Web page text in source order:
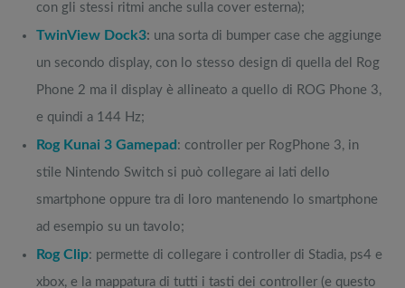
con gli stessi ritmi anche sulla cover esterna);
TwinView Dock3: una sorta di bumper case che aggiunge
un secondo display, con lo stesso design di quella del Rog
Phone 2 ma il display è allineato a quello di ROG Phone 3,
e quindi a 144 Hz;
Rog Kunai 3 Gamepad : controller per RogPhone 3, in
stile Nintendo Switch si può collegare ai lati dello
smartphone oppure tra di loro mantenendo lo smartphone
ad esempio su un tavolo;
Rog Clip: permette di collegare i controller di Stadia, ps4 e
xbox, e la mappatura di tutti i tasti dei controller (e questo